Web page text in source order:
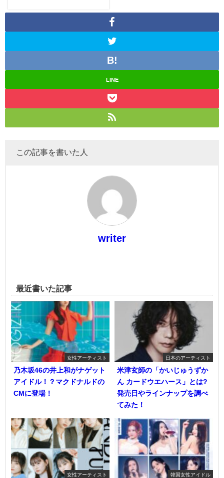
LINE
この記事を書いた人
writer
最近書いた記事
女性アーティスト
乃木坂46の井上和がナゲット
アイドル！？マクドナルドの
CMに登場！
日本のアーティスト
米津玄師の「かいじゅうずか
ん カードウエハース」とは?
発売日やラインナップを調べ
てみた！
女性アーティスト 韓国女性アイドル